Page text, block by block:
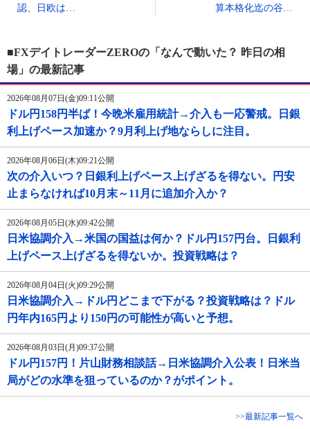
認、日欧は…
算本格化迄の谷…
■FXデイトレーダーZEROの「なんで動いた？ 昨日の相
場」の最新記事
2026年08月07日(金)09:11公開
ドル円158円半ば！今晩米雇用統計→介入も一応警戒。日銀
利上げペース加速か？9月利上げ地ならしに注目。
2026年08月06日(木)09:21公開
次の介入いつ？日銀利上げペース上げざるを得ない。円安
止まらなければ10月末～11月に追加介入か？
2026年08月05日(水)09:42公開
日米協調介入→米国の国益は何か？ドル円157円台。日銀利
上げペース上げざるを得ないか。投資戦略は？
2026年08月04日(火)09:29公開
日米協調介入→ドル円どこまで下がる？投資戦略は？ドル
円年内165円より150円の可能性が高いと予想。
2026年08月03日(月)09:37公開
ドル円157円！片山財務相談話→日米協調介入公表！日米当
局がどの水準を狙っているのか？がポイント。
>>最新記事一覧へ